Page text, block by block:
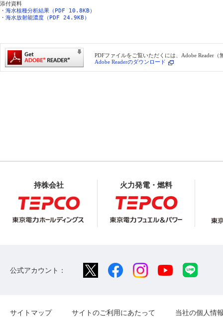
添付資料
・ 海水核種分析結果（PDF 10.8KB）
・ 海水放射能濃度（PDF 24.9KB）
PDFファイルをご覧いただくには、Adobe Reader（
Adobe Readerのダウンロード
持株会社 火力発電・燃料
公式アカウント：
サイトマップ サイトのご利用にあたって 当社の個人情